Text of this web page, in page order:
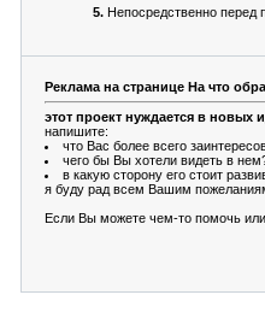
5. Непосредственно перед
Реклама на странице На что
этот проект нуждается в новых
напишите:
что Вас более всего
чего бы Вы хотели видеть в
в какую сторону его стоит
я буду рад всем Вашим
Если Вы можете чем-то помочь